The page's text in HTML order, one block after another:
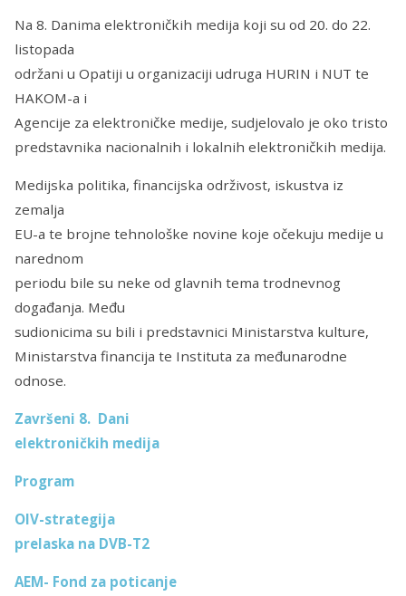
Na 8. Danima elektroničkih medija koji su od 20. do 22.
listopada
održani u Opatiji u organizaciji udruga HURIN i NUT te
HAKOM-a i
Agencije za elektroničke medije, sudjelovalo je oko tristo
predstavnika nacionalnih i lokalnih elektroničkih medija.
Medijska politika, financijska održivost, iskustva iz
zemalja
EU-a te brojne tehnološke novine koje očekuju medije u
narednom
periodu bile su neke od glavnih tema trodnevnog
događanja. Među
sudionicima su bili i predstavnici Ministarstva kulture,
Ministarstva financija te Instituta za međunarodne
odnose.
Završeni 8. Dani
elektroničkih medija
Program
OIV-strategija
prelaska na DVB-T2
AEM- Fond za poticanje